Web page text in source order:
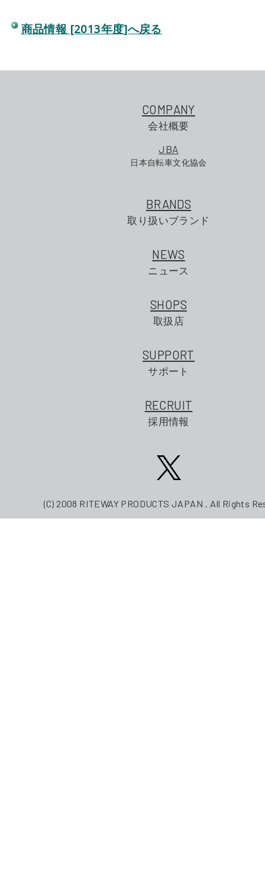
商品情報 [2013年度]へ戻る
COMPANY
会社概要
JBA
日本自転車文化協会
BRANDS
取り扱いブランド
NEWS
ニュース
SHOPS
取扱店
SUPPORT
サポート
RECRUIT
採用情報
(C) 2008 RITEWAY PRODUCTS JAPAN . All Rights